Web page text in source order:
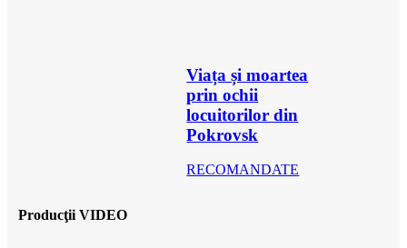
Viața și moartea
prin ochii
locuitorilor din
Pokrovsk
RECOMANDATE
Producţii VIDEO